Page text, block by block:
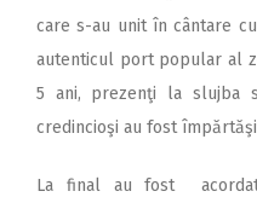
care s-au unit în cântare
autenticul port popular al
5 ani, prezenţi la slujba
credincioşi au fost
La final au fost